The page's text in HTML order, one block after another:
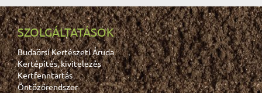
SZOLGÁLTATÁSOK
Budaörsi Kertészeti Áruda
Kertépítés, kivitelezés
Kertfenntartás
Öntözőrendszer